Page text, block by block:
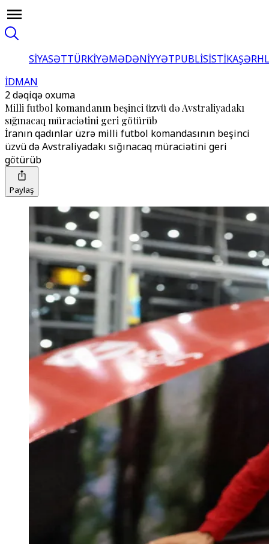
SİYASƏTTÜRKİYƏMƏDƏNİYYƏTPUBLİSİSTİKA
İDMAN
2 dəqiqə oxuma
Milli futbol komandanın beşinci üzvü də Avstraliyadakı
sığınacaq müraciətini geri götürüb
İranın qadınlar üzrə milli futbol komandasının beşinci
üzvü də Avstraliyadakı sığınacaq müraciətini geri
götürüb
Paylaş